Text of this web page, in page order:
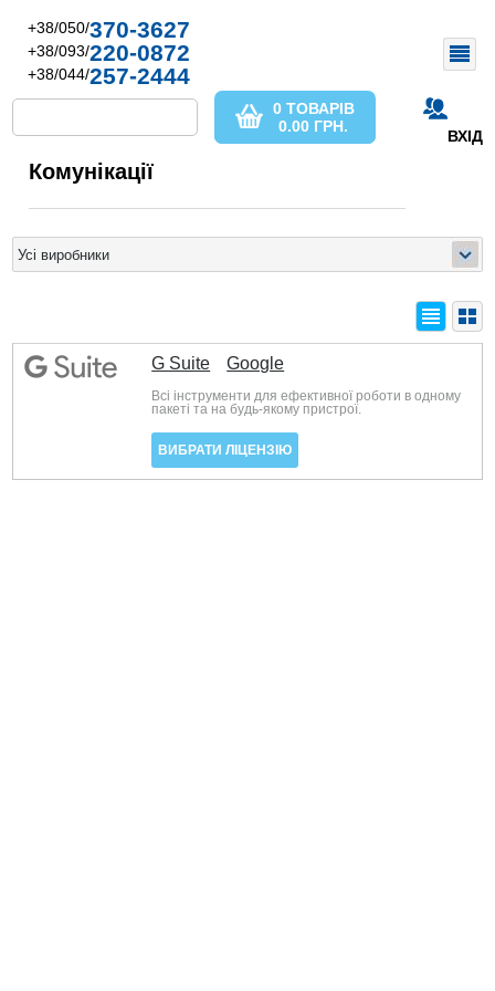
+38/050/370-3627
+38/093/220-0872
+38/044/257-2444
ВХІД
0 ТОВАРІВ
0.00 ГРН.
Комунікації
G Suite Google
Всі інструменти для ефективної роботи в одному
пакеті та на будь-якому пристрої.
ВИБРАТИ ЛІЦЕНЗІЮ